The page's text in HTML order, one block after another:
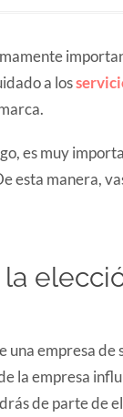
a los
es muy
esta manera,
una empresa de
la empresa
de parte de